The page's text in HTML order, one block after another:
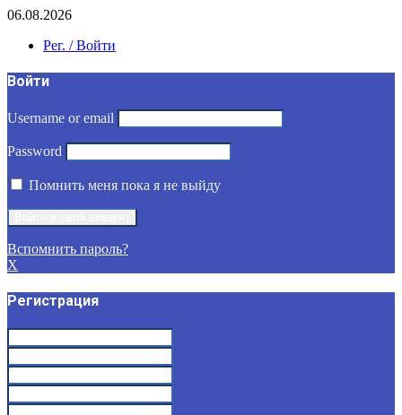
06.08.2026
Рег. / Войти
Войти
Username or email
Password
Помнить меня пока я не выйду
Вспомнить пароль?
X
Регистрация